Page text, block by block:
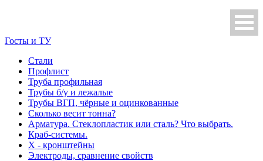
Госты и ТУ
Стали
Профлист
Труба профильная
Трубы б/у и лежалые
Трубы ВГП, чёрные и оцинкованные
Сколько весит тонна?
Арматура. Стеклопластик или сталь? Что выбрать.
Краб-системы.
Х - кронштейны
Электроды, сравнение свойств